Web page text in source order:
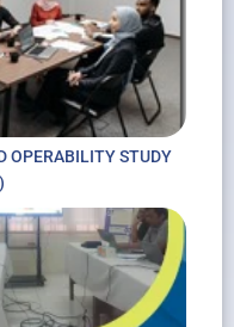
OPERABILITY STUDY